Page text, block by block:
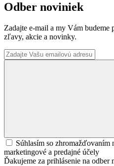
Odber noviniek
Zadajte e-mail a my Vám budeme
zľavy, akcie a novinky.
Súhlasím so zhromažďovaním
marketingové a predajné účely
Ďakujeme za prihlásenie na odber